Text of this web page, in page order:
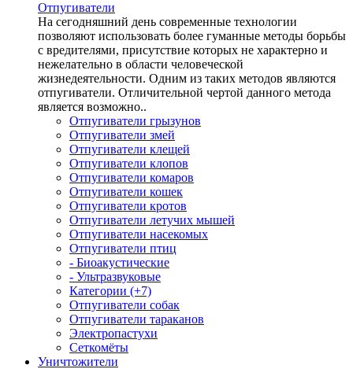
Отпугиватели
На сегодняшний день современные технологии
позволяют использовать более гуманные методы борьбы
с вредителями, присутствие которых не характерно и
нежелательно в области человеческой
жизнедеятельности. Одним из таких методов являются
отпугиватели. Отличительной чертой данного метода
является возможно..
Отпугиватели грызунов
Отпугиватели змей
Отпугиватели клещей
Отпугиватели клопов
Отпугиватели комаров
Отпугиватели кошек
Отпугиватели кротов
Отпугиватели летучих мышей
Отпугиватели насекомых
Отпугиватели птиц
- Биоакустические
- Ультразвуковые
Категории (+7)
Отпугиватели собак
Отпугиватели тараканов
Электропастухи
Сеткомёты
Уничтожители